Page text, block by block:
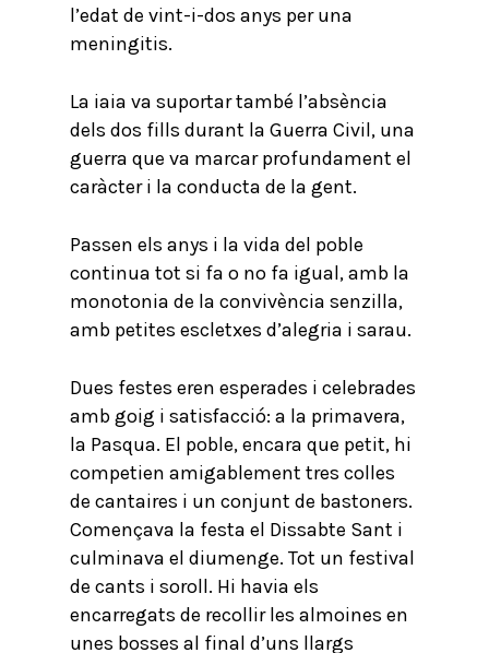
l’edat de vint-i-dos anys per una
meningitis.
La iaia va suportar també l’absència
dels dos fills durant la Guerra Civil, una
guerra que va marcar profundament el
caràcter i la conducta de la gent.
Passen els anys i la vida del poble
continua tot si fa o no fa igual, amb la
monotonia de la convivència senzilla,
amb petites escletxes d’alegria i sarau.
Dues festes eren esperades i celebrades
amb goig i satisfacció: a la primavera,
la Pasqua. El poble, encara que petit, hi
competien amigablement tres colles
de cantaires i un conjunt de bastoners.
Començava la festa el Dissabte Sant i
culminava el diumenge. Tot un festival
de cants i soroll. Hi havia els
encarregats de recollir les almoines en
unes bosses al final d’uns llargs